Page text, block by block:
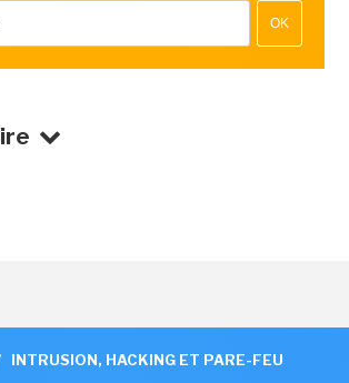
OK
INTRUSION, HACKING ET PARE-FEU